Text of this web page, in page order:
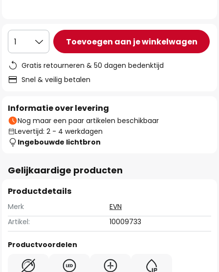
gallerij
1 Toevoegen aan je winkelwagen
Gratis retourneren & 50 dagen bedenktijd
Snel & veilig betalen
Informatie over levering
Nog maar een paar artikelen beschikbaar
Levertijd: 2 - 4 werkdagen
Ingebouwde lichtbron
Gelijkaardige producten
Productdetails
Merk
EVN
Artikel:
10009733
Productvoordelen